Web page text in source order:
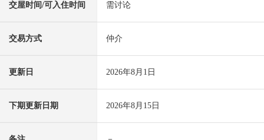
交屋时间/可入住时间 需讨论
交易方式 仲介
更新日 2026年8月1日
下期更新日期 2026年8月15日